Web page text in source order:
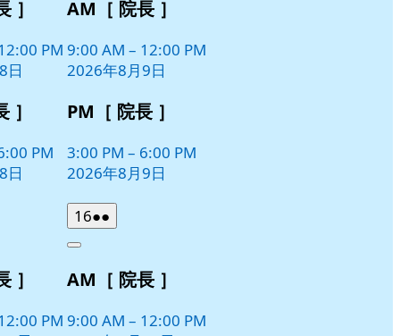
］
PM
日
］
PM
日
月
日
イ
ン
ト)
AM［ 院長 ］
9:00 AM – 12:00 PM
2026年8月9日
PM［ 院長 ］
3:00 PM – 6:00 PM
2026年8月9日
］
PM
162026
年
月
日
●●
件
イ
ン
Close
AM［ 院長 ］
9:00 AM – 12:00 PM